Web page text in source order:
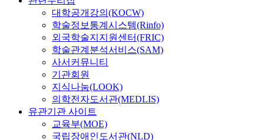
대학공개강의(KOCW)
학술정보통계시스템(Rinfo)
외국학술지지원센터(FRIC)
학술관계분석서비스(SAM)
사서커뮤니티
기관회원
지식나눔(LOOK)
의학전자도서관(MEDLIS)
유관기관 사이트
교육부(MOE)
국립장애인도서관(NLD)